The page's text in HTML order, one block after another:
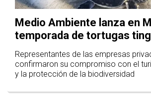
Medio Ambiente lanza en
temporada de tortugas
Representantes de las empresas
confirmaron su compromiso con el
y la protección de la biodiversidad